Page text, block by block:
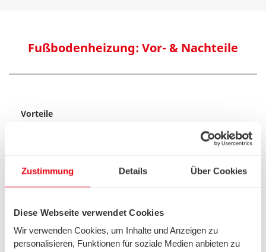
Zustimmung Details Über Cookies
Diese Webseite verwendet Cookies
Wir verwenden Cookies, um Inhalte und Anzeigen zu
personalisieren, Funktionen für soziale Medien anbieten zu
Fußbodenheizung: Vor- & Nachteile
Vorteile
Keine Heizkörper nötig, wodurch mehr Platz im
Niedrigere Vorlauftemperatur senkt Heizkosten
Die Möglichkeit barfuß zu gehen
Nachteile